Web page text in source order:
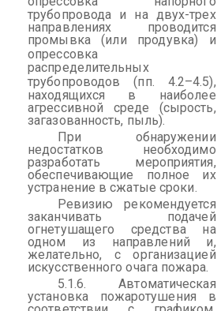
трубопровода и на двух-трех
направлениях проводится
промывка (или продувка) и
опрессовка
распределительных
трубопроводов (пп. 4.2–4.5),
находящихся в наиболее
агрессивной среде (сырость,
загазованность, пыль).
При обнаружении
недостатков необходимо
разработать мероприятия,
обеспечивающие полное их
устранение в сжатые сроки.
Ревизию рекомендуется
заканчивать подачей
огнетушащего средства на
одном из направлений и,
желательно, с организацией
искусственного очага пожара.
5.1.6. Автоматическая
установка пожаротушения в